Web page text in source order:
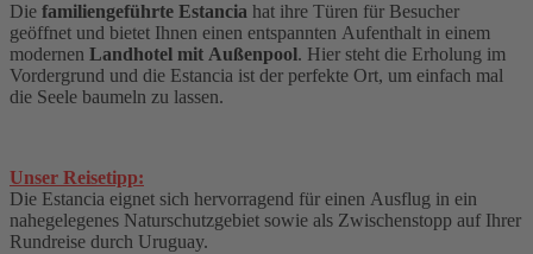
Die familiengeführte Estancia hat ihre Türen für Besucher
geöffnet und bietet Ihnen einen entspannten Aufenthalt in einem
modernen Landhotel mit Außenpool. Hier steht die Erholung im
Vordergrund und die Estancia ist der perfekte Ort, um einfach mal
die Seele baumeln zu lassen.
Unser Reisetipp:
Die Estancia eignet sich hervorragend für einen Ausflug in ein
nahegelegenes Naturschutzgebiet sowie als Zwischenstopp auf Ihrer
Rundreise durch Uruguay.